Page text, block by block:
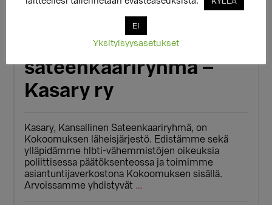
Kansallinen
sateenkaariryhmä –
Kasary ry
Kasary, Kansallinen Sateenkaariryhmä, on
Kokoomuksen läheisjärjestö. Edistämme sekä
ylläpidämme hlbti-vähemmistöjen oikeuksia
poliittisessa päätöksenteossa ja toimimme
asiantuntijaverkostona Kokoomuksen sisällä.
Arvoissamme yhdistyvät …
EI
Yksityisyysasetukset